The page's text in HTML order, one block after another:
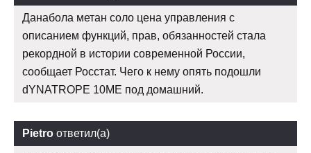
Данабола метан соло цена управления с
описанием функций, прав, обязанностей стала
рекордной в истории современной России,
сообщает Росстат. Чего к нему опять подошли
dYNATROPE 10ME под домашний.
Pietro ответил(а)